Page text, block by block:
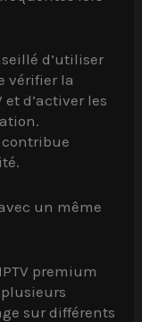
d’utiliser
vérifier la
d’activer les
contribue
un même
premium
sur différents